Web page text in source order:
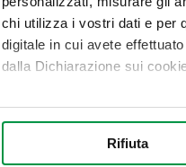
chi utilizza i vostri dati e per
digitale in cui avete
dalla Dichiarazione sui
Con il tuo consenso,
Identificare il tuo
Rifiuta